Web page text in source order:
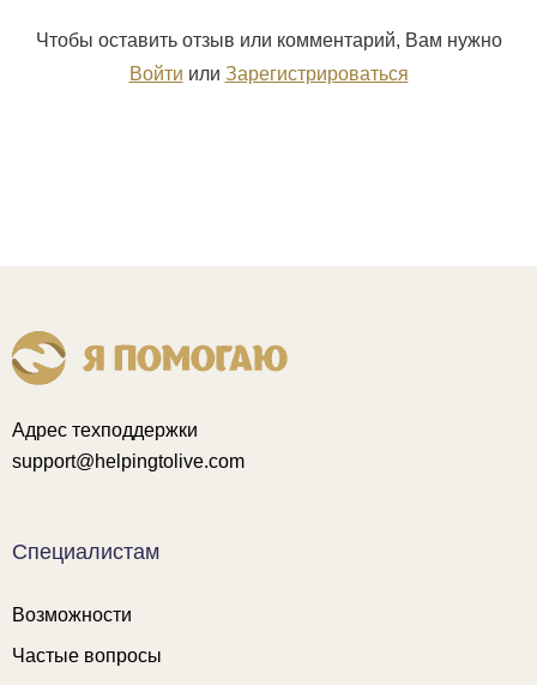
Чтобы оставить отзыв или комментарий, Вам нужно
Войти или Зарегистрироваться
Адрес техподдержки
support@helpingtolive.com
Специалистам
Возможности
Частые вопросы